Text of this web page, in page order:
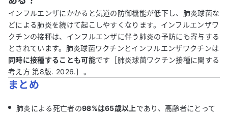
インフルエンザにかかると気道の防御機能が低下し、肺炎球菌な
どによる肺炎を続けて起こしやすくなります。インフルエンザワ
クチンの接種は、インフルエンザに伴う肺炎の予防にも寄与する
とされています。肺炎球菌ワクチンとインフルエンザワクチンは
同時に接種することも可能です［肺炎球菌ワクチン接種に関する
考え方 第8版. 2026.］。
まとめ
肺炎による死亡者の98%は65歳以上であり、高齢者にとって